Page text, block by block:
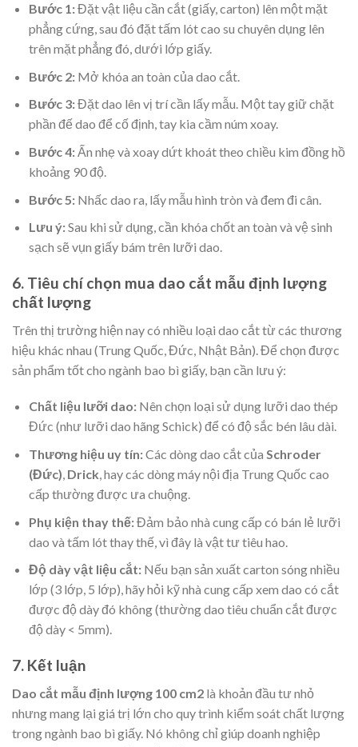
Bước 1:Đặt vật liệu cần cắt (giấy, carton) lên một mặt
phẳng cứng, sau đó đặt tấm lót cao su chuyên dụng lên
trên mặt phẳng đó, dưới lớp giấy.
Bước 2:Mở khóa an toàn của dao cắt.
Bước 3:Đặt dao lên vị trí cần lấy mẫu. Một tay giữ chặt
phần đế dao để cố định, tay kia cầm núm xoay.
Bước 4:Ấn nhẹ và xoay dứt khoát theo chiều kim đồng hồ
khoảng 90 độ.
Bước 5:Nhấc dao ra, lấy mẫu hình tròn và đem đi cân.
Lưu ý:Sau khi sử dụng, cần khóa chốt an toàn và vệ sinh
sạch sẽ vụn giấy bám trên lưỡi dao.
6. Tiêu chí chọn mua dao cắt mẫu định lượng
chất lượng
Trên thị trường hiện nay có nhiều loại dao cắt từ các thương
hiệu khác nhau (Trung Quốc, Đức, Nhật Bản). Để chọn được
sản phẩm tốt cho ngành bao bì giấy, bạn cần lưu ý:
Chất liệu lưỡi dao:Nên chọn loại sử dụng lưỡi dao thép
Đức (như lưỡi dao hãng Schick) để có độ sắc bén lâu dài.
Thương hiệu uy tín:Các dòng dao cắt của Schroder
(Đức), Drick, hay các dòng máy nội địa Trung Quốc cao
cấp thường được ưa chuộng.
Phụ kiện thay thế:Đảm bảo nhà cung cấp có bán lẻ lưỡi
dao và tấm lót thay thế, vì đây là vật tư tiêu hao.
Độ dày vật liệu cắt:Nếu bạn sản xuất carton sóng nhiều
lớp (3 lớp, 5 lớp), hãy hỏi kỹ nhà cung cấp xem dao có cắt
được độ dày đó không (thường dao tiêu chuẩn cắt được
độ dày < 5mm).
7. Kết luận
Dao cắt mẫu định lượng 100 cm2 là khoản đầu tư nhỏ
nhưng mang lại giá trị lớn cho quy trình kiểm soát chất lượng
trong ngành bao bì giấy. Nó không chỉ giúp doanh nghiệp